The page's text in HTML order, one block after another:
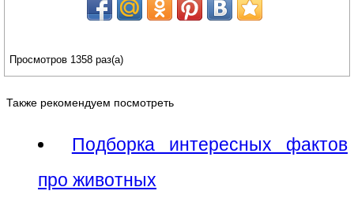
Просмотров 1358 раз(а)
Также рекомендуем посмотреть
Подборка интересных фактов
про животных